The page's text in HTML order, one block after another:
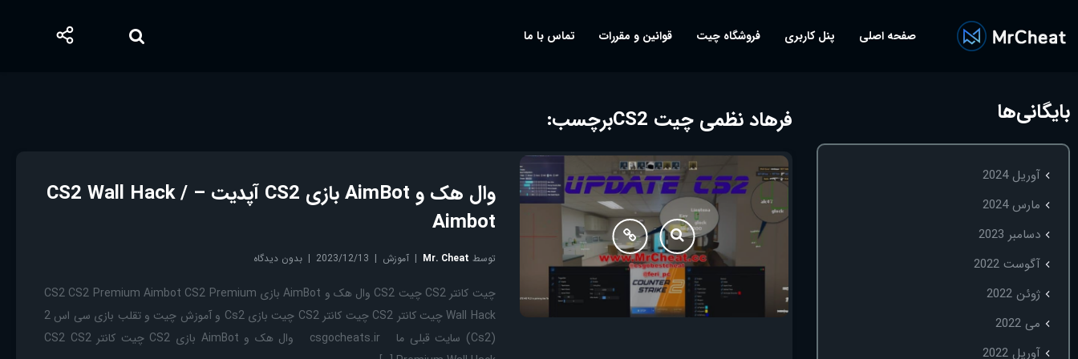
صفحه اصلی پنل کاربری فروشگاه چیت قوانین و مقررات تماس با ما
بایگانی‌ها
آوریل 2024
مارس 2024
دسامبر 2023
آگوست 2022
ژوئن 2022
می 2022
آوریل 2022
برچسب: فرهاد نظمی چیت CS2
وال هک و AimBot بازی CS2 آپدیت – CS2 Wall Hack /
Aimbot
توسط Mr. Cheat آموزش 2023/12/13 بدون دیدگاه
چیت کانتر CS2 چیت CS2 وال هک و AimBot بازی CS2 CS2 Premium Aimbot CS2 Premium
Wall Hack چیت کانتر CS2 چیت کانتر CS2 چیت بازی Cs2 و آموزش چیت و تقلب بازی سی اس 2
(Cs2) سایت قبلی ما csgocheats.ir وال هک و AimBot بازی CS2 چیت کانتر CS2 CS2